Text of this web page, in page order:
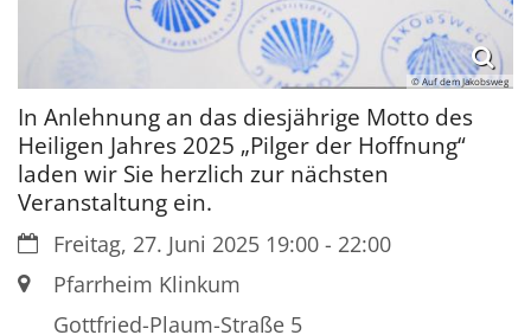
© Auf dem Jakobsweg
In Anlehnung an das diesjährige Motto des
Heiligen Jahres 2025 „Pilger der Hoffnung“
laden wir Sie herzlich zur nächsten
Veranstaltung ein.
Datum:Freitag, 27. Juni 2025 19:00 - 22:00
Ort: Pfarrheim Klinkum
Gottfried-Plaum-Straße 5